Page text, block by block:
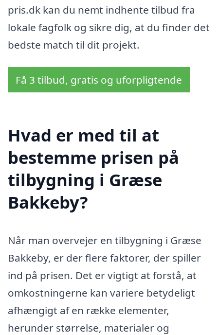
pris.dk kan du nemt indhente tilbud fra
lokale fagfolk og sikre dig, at du finder det
bedste match til dit projekt.
Få 3 tilbud, gratis og uforpligtende
Hvad er med til at
bestemme prisen på
tilbygning i Græse
Bakkeby?
Når man overvejer en tilbygning i Græse
Bakkeby, er der flere faktorer, der spiller
ind på prisen. Det er vigtigt at forstå, at
omkostningerne kan variere betydeligt
afhængigt af en række elementer,
herunder størrelse, materialer og